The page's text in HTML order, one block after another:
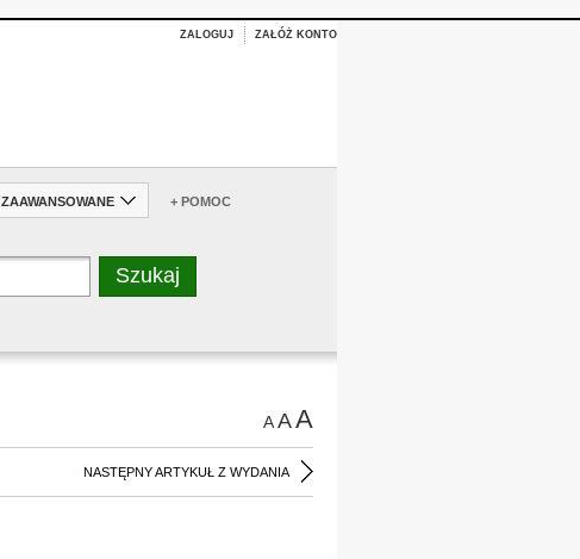
ZALOGUJ ZAŁÓŻ KONTO
ZAAWANSOWANE + POMOC
AAA
NASTĘPNY ARTYKUŁ Z WYDANIA